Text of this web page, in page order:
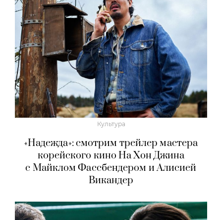
Культура
«Надежда»: смотрим трейлер мастера
корейского кино На Хон Джина
с Майклом Фассбендером и Алисией
Викандер